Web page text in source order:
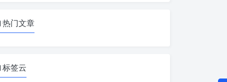
热门文章
标签云